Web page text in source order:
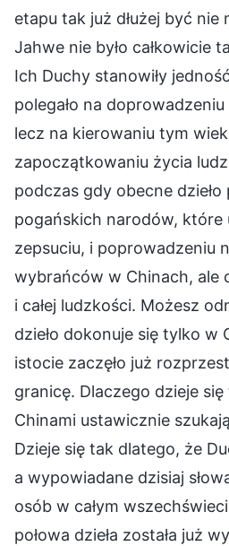
etapu tak już dłużej być nie
Jahwe nie było całkowicie
Ich Duchy stanowiły
polegało na
lecz na kierowaniu tym
zapoczątkowaniu życia
podczas gdy obecne
pogańskich narodów, które
zepsuciu, i poprowadzeniu
wybrańców w Chinach, ale
i całej ludzkości. Możesz
dzieło dokonuje się tylko w
istocie zaczęło już
granicę. Dlaczego dzieje
Chinami ustawicznie
Dzieje się tak dlatego, że
a wypowiadane dzisiaj
osób w całym
połowa dzieła została już